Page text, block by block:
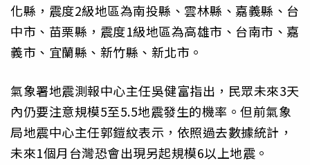
化縣，震度2級地區為南投縣、雲林縣、嘉義縣、台
中市、苗栗縣，震度1級地區為高雄市、台南市、嘉
義市、宜蘭縣、新竹縣、新北市。
氣象署地震測報中心主任吳健富指出，民眾未來3天
內仍要注意規模5至5.5地震發生的機率。但前氣象
局地震中心主任郭鎧紋表示，依照過去數據統計，
未來1個月台灣恐會出現另起規模6以上地震。